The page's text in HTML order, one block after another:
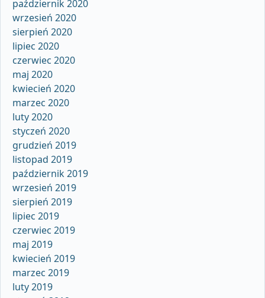
październik 2020
wrzesień 2020
sierpień 2020
lipiec 2020
czerwiec 2020
maj 2020
kwiecień 2020
marzec 2020
luty 2020
styczeń 2020
grudzień 2019
listopad 2019
październik 2019
wrzesień 2019
sierpień 2019
lipiec 2019
czerwiec 2019
maj 2019
kwiecień 2019
marzec 2019
luty 2019